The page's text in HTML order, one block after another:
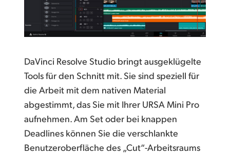
DaVinci Resolve Studio bringt ausgeklügelte
Tools für den Schnitt mit. Sie sind speziell für
die Arbeit mit dem nativen Material
abgestimmt, das Sie mit Ihrer URSA Mini Pro
aufnehmen. Am Set oder bei knappen
Deadlines können Sie die verschlankte
Benutzeroberfläche des „Cut“-Arbeitsraums